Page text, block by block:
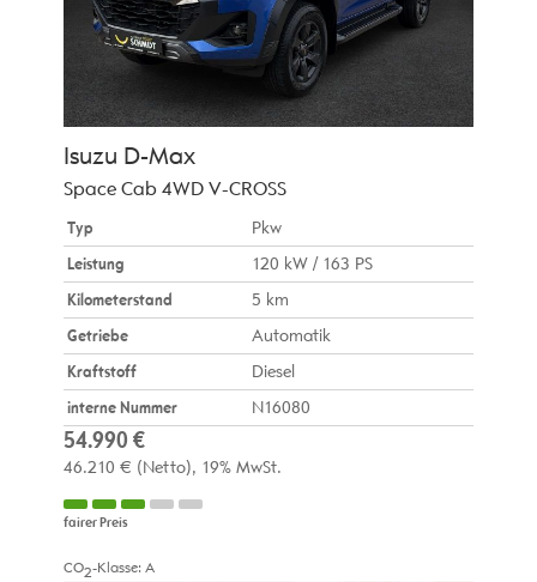
Isuzu D-Max
Space Cab 4WD V-CROSS
Typ
Pkw
Leistung
120 kW / 163 PS
Kilometerstand
5 km
Getriebe
Automatik
Kraftstoff
Diesel
interne Nummer
N16080
54.990 €
46.210 € (Netto) 19% MwSt.
fairer Preis
CO2-Klasse: A